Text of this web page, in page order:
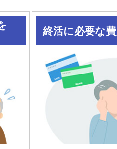
終活に必要な